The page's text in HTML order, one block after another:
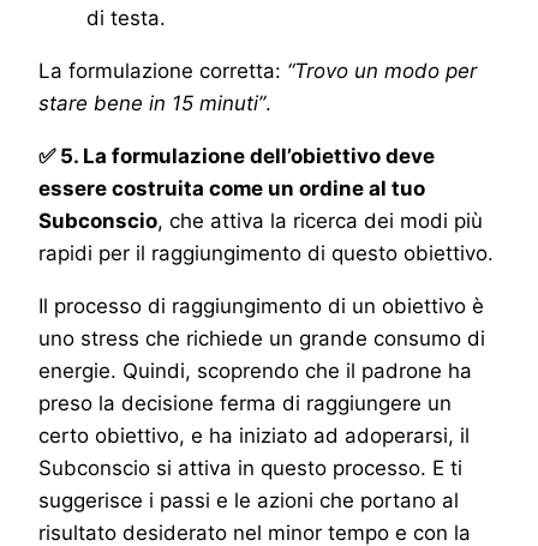
di testa.
La formulazione corretta: “Trovo un modo per
stare bene in 15 minuti”.
✅ 5. La formulazione dell’obiettivo deve
essere costruita come un ordine al tuo
Subconscio, che attiva la ricerca dei modi più
rapidi per il raggiungimento di questo obiettivo.
Il processo di raggiungimento di un obiettivo è
uno stress che richiede un grande consumo di
energie. Quindi, scoprendo che il padrone ha
preso la decisione ferma di raggiungere un
certo obiettivo, e ha iniziato ad adoperarsi, il
Subconscio si attiva in questo processo. E ti
suggerisce i passi e le azioni che portano al
risultato desiderato nel minor tempo e con la